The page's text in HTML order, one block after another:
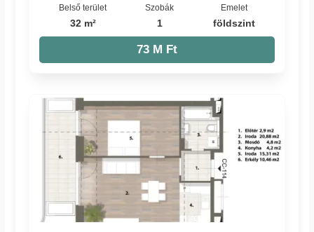
Belső terület
32 m²
Szobák
1
Emelet
földszint
73 M Ft